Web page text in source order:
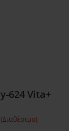
624 Vita+